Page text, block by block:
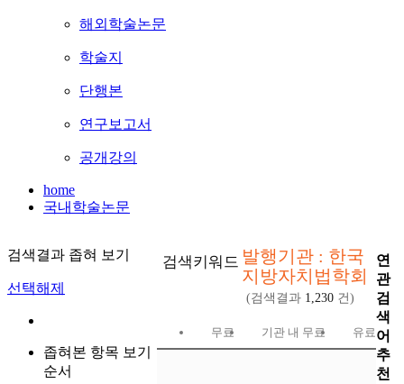
해외학술논문
학술지
단행본
연구보고서
공개강의
home
국내학술논문
검색결과 좁혀 보기
선택해제
좁혀본 항목 보기
순서
검색키워드 발행기관 : 한국
지방자치법학회
(검색결과 1,230 건)
무료 기관 내 무료 유료
연
관
검
색
어
추
천